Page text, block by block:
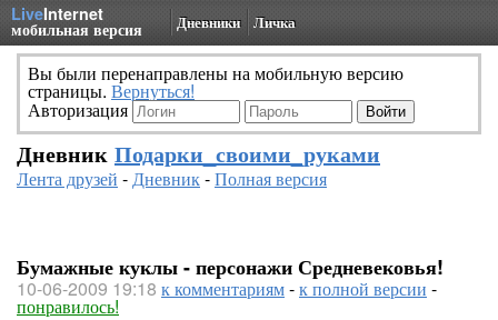
LiveInternet
мобильная версия Дневники Личка
Вы были перенаправлены на мобильную версию
страницы. Вернуться!
Авторизация
Дневник Подарки_своими_руками
Лента друзей -Дневник-Полная версия
Бумажные куклы - персонажи Средневековья!
10-06-2009 19:18 к комментариям-к полной версии -
понравилось!